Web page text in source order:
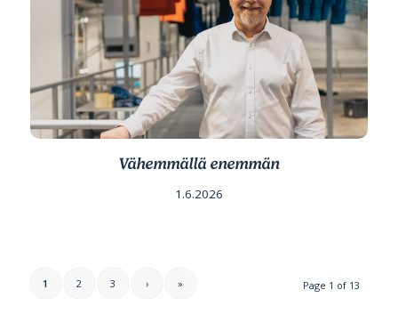
Vähemmällä enemmän
1.6.2026
Page 1 of 13
1 2 3 › »